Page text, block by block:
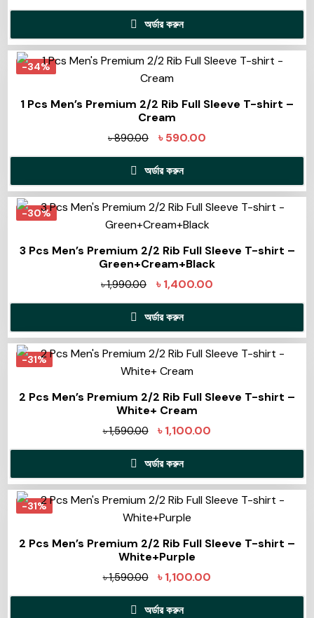
অর্ডার করুন
-34%
1 Pcs Men’s Premium 2/2 Rib Full Sleeve T-shirt –
Cream
৳890.00 ৳590.00
অর্ডার করুন
-30%
3 Pcs Men’s Premium 2/2 Rib Full Sleeve T-shirt –
Green+Cream+Black
৳1,990.00 ৳1,400.00
অর্ডার করুন
-31%
2 Pcs Men’s Premium 2/2 Rib Full Sleeve T-shirt –
White+ Cream
৳1,590.00 ৳1,100.00
অর্ডার করুন
-31%
2 Pcs Men’s Premium 2/2 Rib Full Sleeve T-shirt –
White+Purple
৳1,590.00 ৳1,100.00
অর্ডার করুন